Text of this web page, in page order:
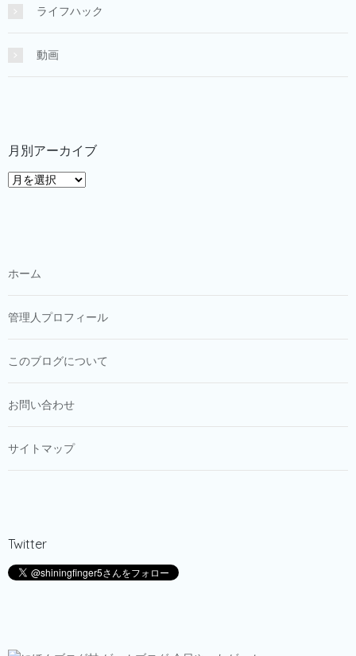
ライフハック
動画
月別アーカイブ
月
イ
ブ
ホーム
管理人プロフィール
このブログについて
お問い合わせ
サイトマップ
Twitter